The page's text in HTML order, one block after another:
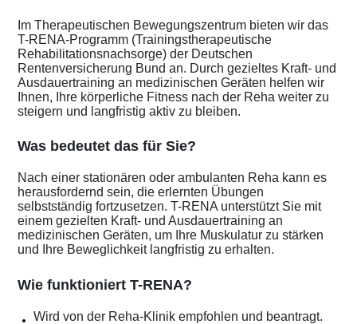
Im Therapeutischen Bewegungszentrum bieten wir das
T-RENA-Programm (Trainingstherapeutische
Rehabilitationsnachsorge) der Deutschen
Rentenversicherung Bund an. Durch gezieltes Kraft- und
Ausdauertraining an medizinischen Geräten helfen wir
Ihnen, Ihre körperliche Fitness nach der Reha weiter zu
steigern und langfristig aktiv zu bleiben.
Was bedeutet das für Sie?
Nach einer stationären oder ambulanten Reha kann es
herausfordernd sein, die erlernten Übungen
selbstständig fortzusetzen. T-RENA unterstützt Sie mit
einem gezielten Kraft- und Ausdauertraining an
medizinischen Geräten, um Ihre Muskulatur zu stärken
und Ihre Beweglichkeit langfristig zu erhalten.
Wie funktioniert T-RENA?
Wird von der Reha-Klinik empfohlen und beantragt.